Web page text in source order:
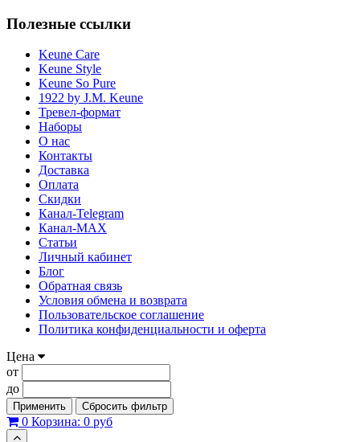
Полезные ссылки
Keune Care
Keune Style
Keune So Pure
1922 by J.M. Keune
Тревел-формат
Наборы
О нас
Контакты
Доставка
Оплата
Скидки
Канал-Telegram
Канал-МAX
Статьи
Личный кабинет
Блог
Обратная связь
Условия обмена и возврата
Пользовательское соглашение
Политика конфиденциальности и оферта
Цена
от
до
Применить Сбросить фильтр
0 Корзина: 0 руб